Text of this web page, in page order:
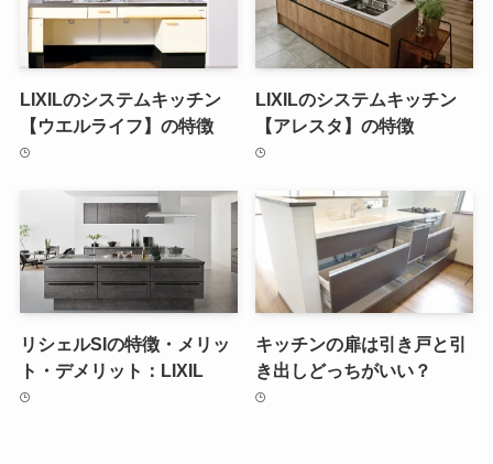
LIXILのシステムキッチン
【ウエルライフ】の特徴
LIXILのシステムキッチン
【アレスタ】の特徴
リシェルSIの特徴・メリッ
ト・デメリット：LIXIL
キッチンの扉は引き戸と引
き出しどっちがいい？